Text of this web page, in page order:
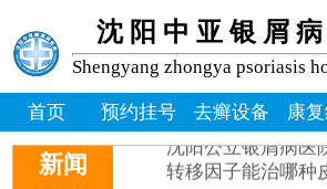
沈阳中亚银屑
Shengyang zhongya psoriasis
首页 预约挂号 去癣设备 康
新闻
牛皮癣掉皮屑掉得
牛皮皮癣偏方-花椒
沈阳银屑病炎症能
皮癣图片初期症状
癣是为什么
沈阳公立银屑病医
转移因子能治哪种